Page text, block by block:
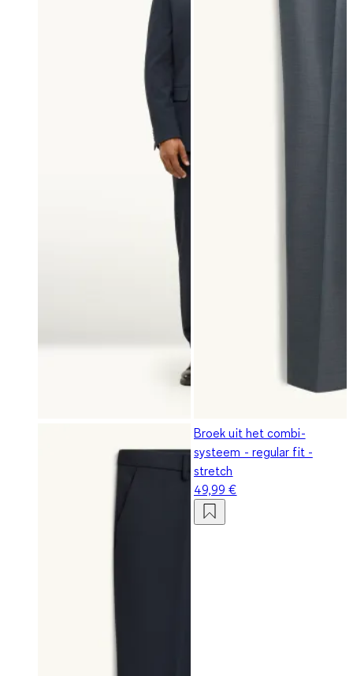
Broek uit het combi-
systeem - regular fit -
stretch
49,99 €